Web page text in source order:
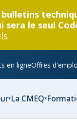
sera le seul
en ligneOffres
La CMEQ